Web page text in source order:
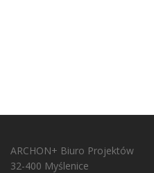
ARCHON+ Biuro Projektów
32-400 Myślenice